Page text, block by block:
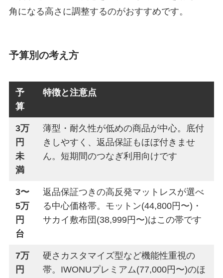
角になる高さに調整するのがおすすめです。
予算別の考え方
予
算
特徴と注意点
3万
円
未
満
薄型・耐久性が低めの商品が中心。底付
きしやすく、返品保証もほぼ付きませ
ん。短期間のつなぎ利用向けです
3〜
5万
円
台
返品保証つきの高反発マットレスが選べ
る中心価格帯。モットン(44,800円〜)・
サカイ敷布団(38,999円〜)はこの帯です
7万
円
硬さカスタマイズ型など機能性重視の
帯。IWONUプレミアム(77,000円〜)のほ